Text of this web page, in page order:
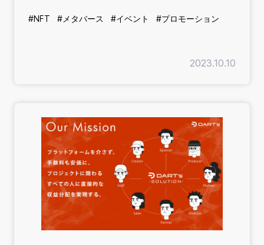
#NFT #メタバース #イベント #プロモーション
2023.10.10